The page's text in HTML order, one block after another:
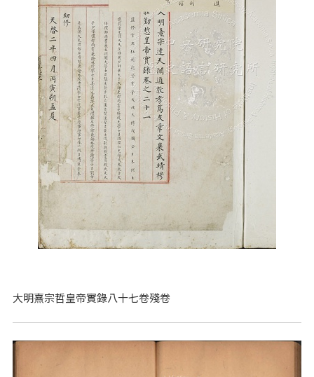
大明熹宗哲皇帝實錄八十七卷殘卷